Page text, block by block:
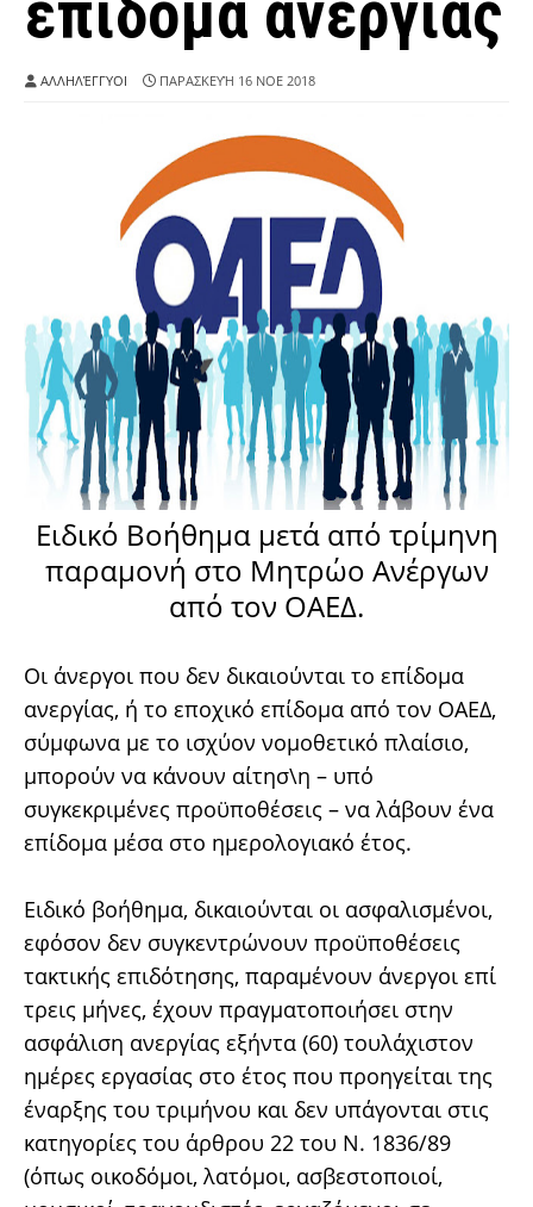
ΑΛΛΗΛΈΓΓΥΟΙ ΠΑΡΑΣΚΕΥΉ 16 ΝΟΕ 2018
Ειδικό Βοήθημα μετά από τρίμηνη
παραμονή στο Μητρώο Ανέργων
από τον ΟΑΕΔ.
Οι άνεργοι που δεν δικαιούνται το επίδομα
ανεργίας, ή το εποχικό επίδομα από τον ΟΑΕΔ,
σύμφωνα με το ισχύον νομοθετικό πλαίσιο,
μπορούν να κάνουν αίτησ\η – υπό
συγκεκριμένες προϋποθέσεις – να λάβουν ένα
επίδομα μέσα στο ημερολογιακό έτος.
Ειδικό βοήθημα, δικαιούνται οι ασφαλισμένοι,
εφόσον δεν συγκεντρώνουν προϋποθέσεις
τακτικής επιδότησης, παραμένουν άνεργοι επί
τρεις μήνες, έχουν πραγματοποιήσει στην
ασφάλιση ανεργίας εξήντα (60) τουλάχιστον
ημέρες εργασίας στο έτος που προηγείται της
έναρξης του τριμήνου και δεν υπάγονται στις
κατηγορίες του άρθρου 22 του Ν. 1836/89
(όπως οικοδόμοι, λατόμοι, ασβεστοποιοί,